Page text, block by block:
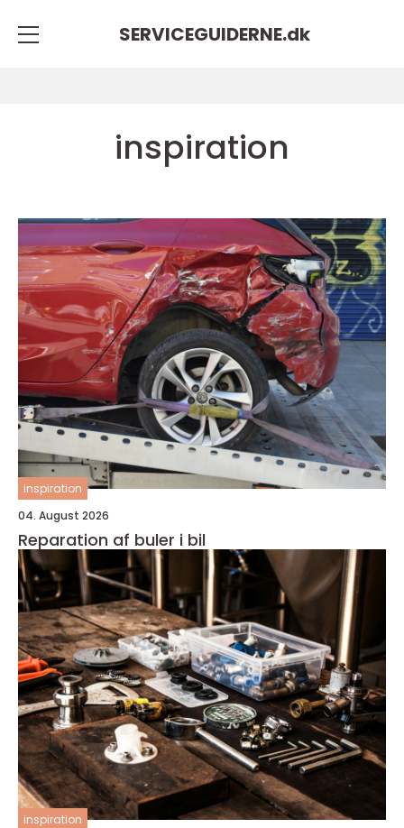
SERVICEGUIDERNE.dk
inspiration
inspiration
04. August 2026
Reparation af buler i bil
inspiration